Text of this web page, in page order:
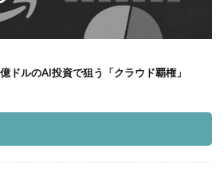
ルのAI投資で狙う「クラウド覇権」